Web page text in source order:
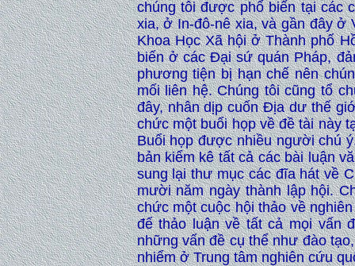
chúng tôi được phổ biến tại các
xia, ở In-đô-nê xia, và gần đây ở
Khoa Học Xã hội ở Thành phố
biến ở các Đại sứ quán Pháp,
phương tiện bị hạn chế nên
mối liên hệ. Chúng tôi cũng tổ
đây, nhân dịp cuốn Địa dư thế
chức một buổi họp về đề tài này
Buổi họp được nhiều người chú
bản kiểm kê tất cả các bài luận
sung lại thư mục các đĩa hát về
mười năm ngày thành lập hội.
chức một cuộc hội thảo về
để thảo luận về tất cả mọi vấn
những vấn đề cụ thể như đào
nhiểm ở Trung tâm nghiên cứu